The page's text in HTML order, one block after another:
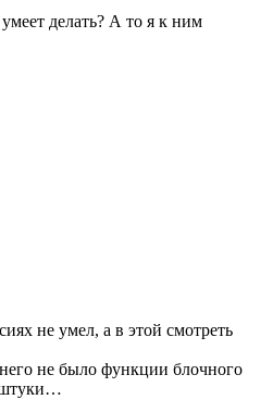
делать? А то я к ним
не умел, а в этой смотреть
не было функции блочного
штуки…